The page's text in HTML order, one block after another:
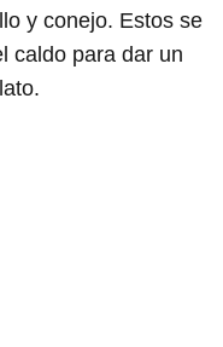
y conejo. Estos se
caldo para dar un